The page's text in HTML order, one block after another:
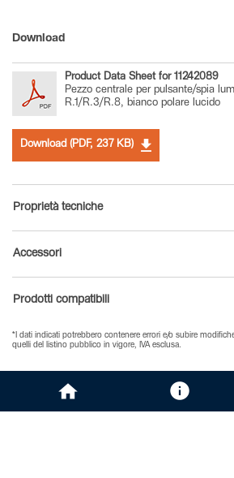
Download
Product Data Sheet for 11242089
Pezzo centrale per pulsante/spia
R.1/R.3/R.8, bianco polare lucido
Download (PDF, 237 KB)
Proprietà tecniche
Accessori
Prodotti compatibili
*I dati indicati potrebbero contenere errori e/o subire
quelli del listino pubblico in vigore, IVA esclusa.